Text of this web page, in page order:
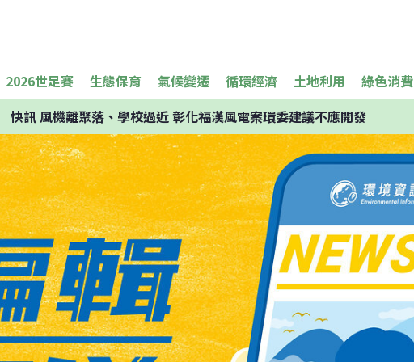
2026世足賽 生態保育 氣候變遷 循環經濟 土地利用 綠色消費
快訊風機離聚落、學校過近 彰化福漢風電案環委建議不應開發